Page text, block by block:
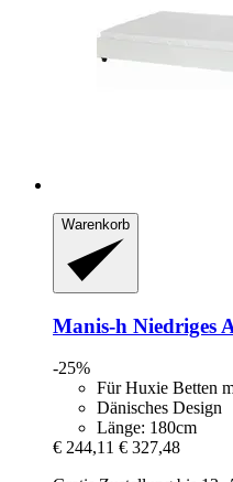
Warenkorb
Manis-h Niedriges
-25%
Für Huxie Betten
Dänisches Design
Länge: 180cm
€ 244,11 € 327,48